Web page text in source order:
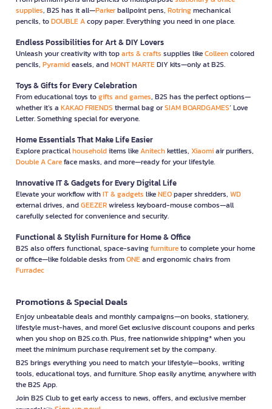
supplies, B2S has it all—Parkerballpoint pens, Rotringmechanical
pencils, toDOUBLE Acopy paper. Everything you need in one place.
Endless Possibilities for Art & DIY Lovers
Unleash your creativity with toparts & crafts supplies likeColleencolored
pencils, Pyramideasels, andMONT MARTEDIY kits—only at B2S.
Toys & Gifts for Every Celebration
From educational toys togifts and games, B2S has the perfect options—
whether it’s a KAKAO FRIENDS thermal bag orSIAM BOARDGAMES’ Love
Letter. Something special for everyone.
Home Essentials That Make Life Easier
Explore practicalhouseholditems likeAnitechkettles, Xiaomiair purifiers,
Double A Careface masks, and more—ready for your lifestyle.
Innovative IT & Gadgets for Every Digital Life
Elevate your workflow withIT & gadgets likeNEOpaper shredders, WD
external drives, andGEEZERwireless keyboard-mouse combos—all
carefully selected for convenience and security.
Functional & Stylish Furniture for Home & Office
B2S also offers functional, space-savingfurnitureto complete your home
or office—like foldable desks fromONEand ergonomic chairs from
Furradec
Promotions & Special Deals
Enjoy unbeatable deals and monthly campaigns—on books, stationery,
lifestyle must-haves, and more! Get exclusive discount coupons and perks
when you shop on B2S.co.th. Plus, free nationwide shipping* when you
meet the minimum purchase requirement set by the company.
B2S brings everything you need to match your lifestyle—books, writing
tools, educational toys, and furniture. Shop easily anytime, anywhere with
the B2S App.
Join B2S Club to get early access to news, offers, and exclusive member